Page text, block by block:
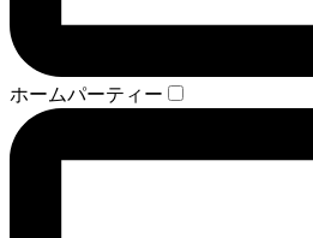
ホームパーティー